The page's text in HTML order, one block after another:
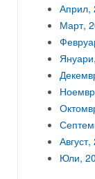
Април,
Март,
Август,
Юли,